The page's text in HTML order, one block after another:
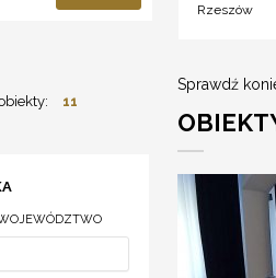
Rzeszów
11
Sprawdź